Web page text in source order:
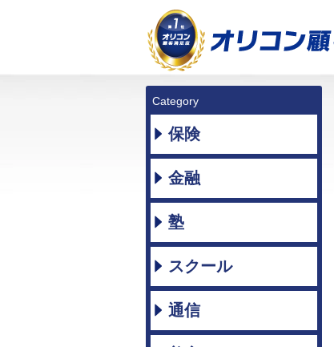
Category
保険
金融
塾
スクール
通信